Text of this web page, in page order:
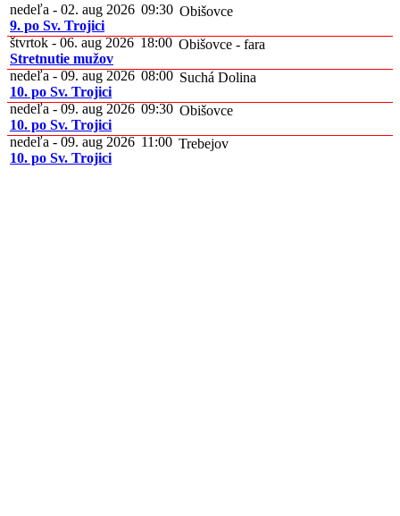
nedeľa - 02. aug 2026 09:30 Obišovce
9. po Sv. Trojici
štvrtok - 06. aug 2026 18:00 Obišovce - fara
Stretnutie mužov
nedeľa - 09. aug 2026 08:00 Suchá Dolina
10. po Sv. Trojici
nedeľa - 09. aug 2026 09:30 Obišovce
10. po Sv. Trojici
nedeľa - 09. aug 2026 11:00 Trebejov
10. po Sv. Trojici